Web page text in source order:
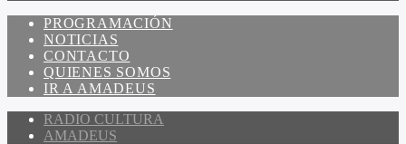
PROGRAMACIÓN
NOTICIAS
CONTACTO
QUIENES SOMOS
IR A AMADEUS
RADIO CULTURA
AMADEUS